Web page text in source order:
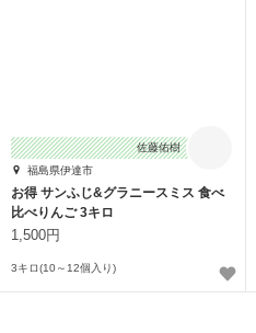
佐藤佑樹
福島県伊達市
お得 サンふじ&グラニースミス 食べ
比べりんご 3キロ
1,500円
3キロ(10～12個入り)